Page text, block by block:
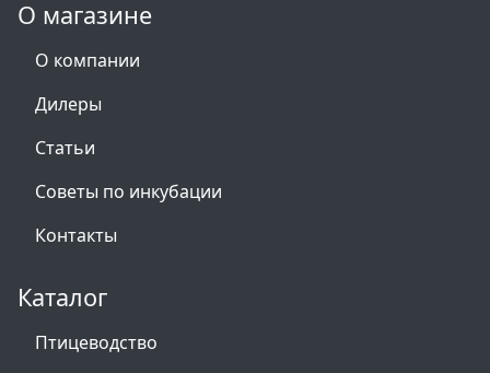
О магазине
О компании
Дилеры
Статьи
Советы по инкубации
Контакты
Каталог
Птицеводство